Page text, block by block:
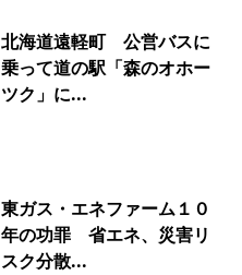
北海道遠軽町 公営バスに
乗って道の駅「森のオホー
ツク」に...
東ガス・エネファーム１０
年の功罪 省エネ、災害リ
スク分散...